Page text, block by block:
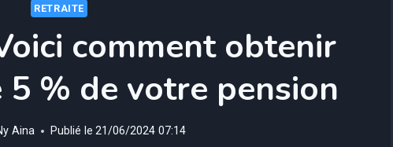
RETRAITE
comment obtenir
5 % de votre pension
Aina Publié le 21/06/2024 07:14